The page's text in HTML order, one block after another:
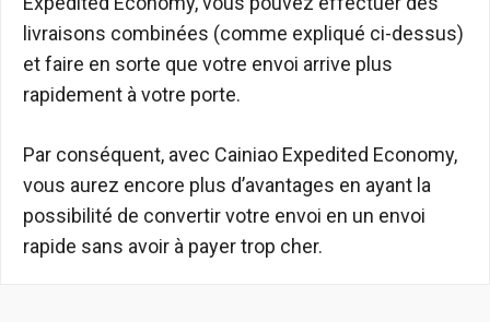
livraisons combinées (comme expliqué ci-dessus)
et faire en sorte que votre envoi arrive plus
rapidement à votre porte.
Par conséquent, avec Cainiao Expedited Economy,
vous aurez encore plus d’avantages en ayant la
possibilité de convertir votre envoi en un envoi
rapide sans avoir à payer trop cher.